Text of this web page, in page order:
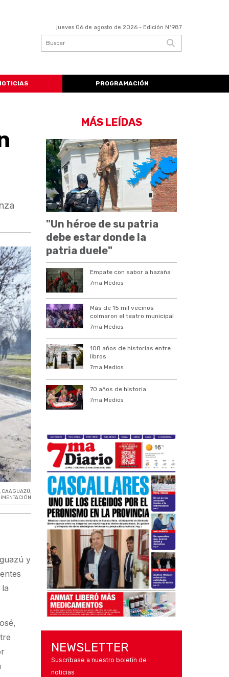
jueves 06 de agosto de 2026 - Edición Nº987
PROGRAMACIÓN
, CAAGUAZÚ,
y
MÁS LEÍDAS
"Un héroe de su patria
debe estar donde la
patria duele"
Empate con sabor a hazaña
7ma Medios
Más de 15 mil vecinos
colmaron el teatro municipal
7ma Medios
108 años de historias entre
libros
7ma Medios
70 años de historia
7ma Medios
NEWSLETTER
Suscríbase a nuestro boletín de
noticias